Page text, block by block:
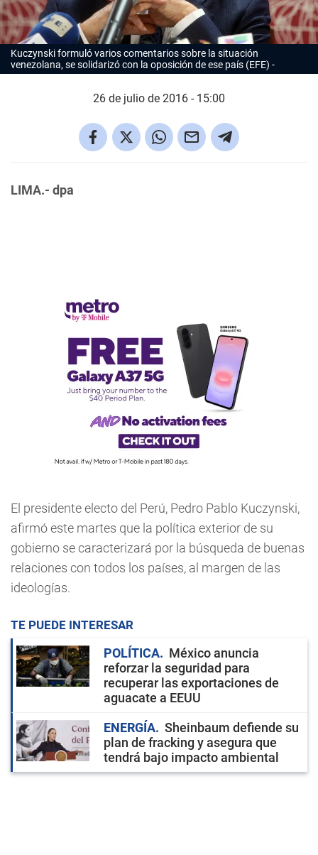
Kuczynski formuló varios comentarios sobre la situación
venezolana, se solidarizó con la oposición de ese país (EFE)
26 de julio de 2016 - 15:00
LIMA.- dpa
El presidente electo del Perú, Pedro Pablo Kuczynski,
afirmó este martes que la política exterior de su
gobierno se caracterizará por la búsqueda de buenas
relaciones con todos los países, al margen de las
ideologías.
TE PUEDE INTERESAR
POLÍTICA
México anuncia
reforzar la seguridad para
recuperar las exportaciones de
aguacate a EEUU
ENERGÍA
Sheinbaum defiende su
plan de fracking y asegura que
tendrá bajo impacto ambiental